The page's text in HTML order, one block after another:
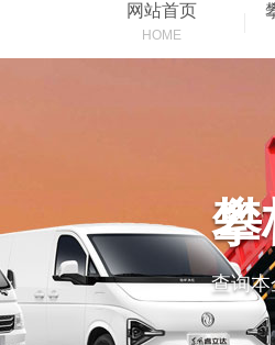
网站首页
HOME
攀
查询